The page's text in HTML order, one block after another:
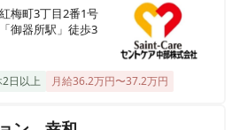
ューン江戸川
島ビル2階
梅町3丁目2番1号
御器所駅」徒歩3
日以上 月給36.2万円〜37.2万円